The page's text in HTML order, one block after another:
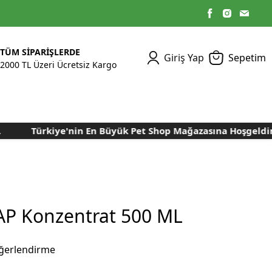
TÜM SİPARİŞLERDE
2000 TL Üzeri Ücretsiz Kargo
Giriş Yap Sepetim
Kümes Ekipmanları
Makineleri
Nem Alma Makineleri
Nem ve Isı Ölçer
Kuluçka Malzemeleri
Kedi Yaş Mamaları
Bakım Sağlık
Tasmalar
Bakım Sağlık
Tavşan Yemleri
Türkiye'nin En Büyük Pet Shop Mağazasına Hoşgeldiniz..
Konzentrat 500 ML